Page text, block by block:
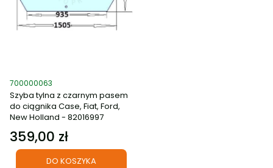
Kod produktu
700000063
Szyba tylna z czarnym pasem
do ciągnika Case, Fiat, Ford,
New Holland - 82016997
Cena
359,00 zł
DO KOSZYKA